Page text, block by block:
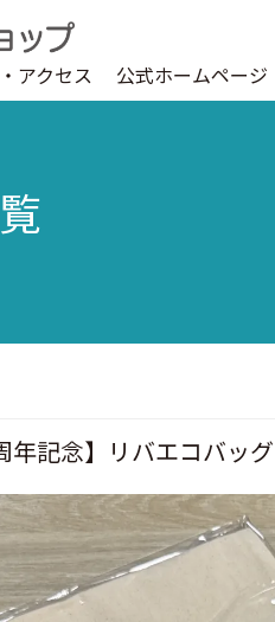
アクセス 公式ホームページ
年記念】リバエコバッ